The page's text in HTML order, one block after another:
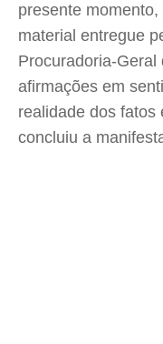
presente
material entregue
Procuradoria-
afirmações em
realidade dos fatos
concluiu a